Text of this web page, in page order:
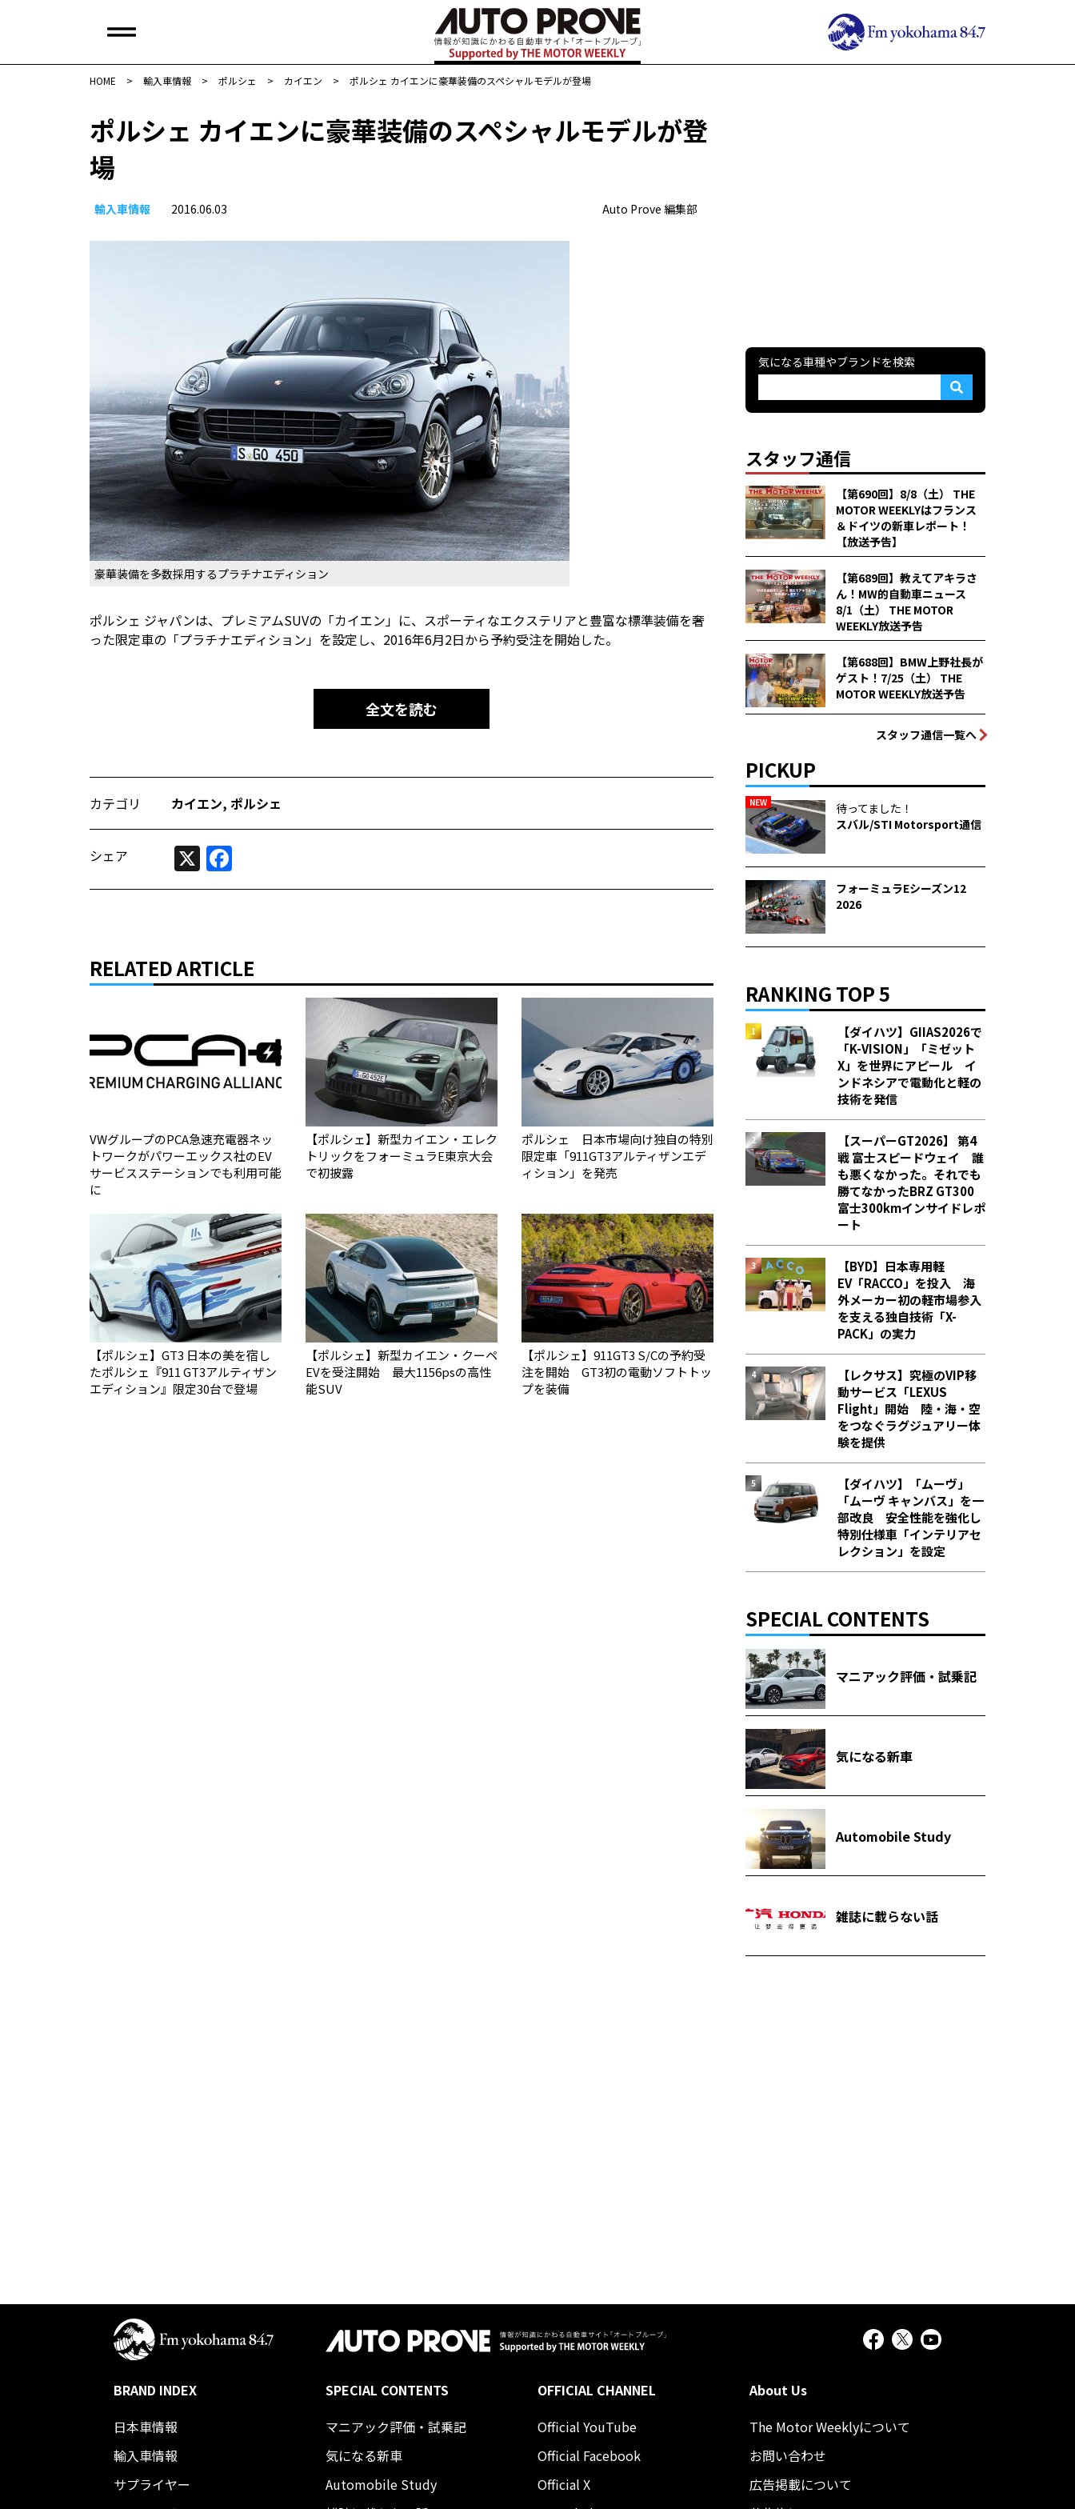
HOME > 輸入車情報 > ポルシェ > カイエン > ポルシェ カイエンに豪華装備のスペシャルモデルが登場
ポルシェ カイエンに豪華装備のスペシャルモデルが登
場
輸入車情報 2016.06.03 Auto Prove 編集部
豪華装備を多数採用するプラチナエディション
ポルシェ ジャパンは、プレミアムSUVの「カイエン」に、スポーティなエクステリアと豊富な標準装備を奢
った限定車の「プラチナエディション」を設定し、2016年6月2日から予約受注を開始した。
全文を読む
カテゴリ カイエン, ポルシェ
シェア X
RELATED ARTICLE
VWグループのPCA急速充電器ネッ
トワークがパワーエックス社のEV
サービスステーションでも利用可能
に
【ポルシェ】新型カイエン・エレク
トリックをフォーミュラE東京大会
で初披露
ポルシェ 日本市場向け独自の特別
限定車「911GT3アルティザンエデ
ィション」を発売
【ポルシェ】GT3 日本の美を宿し
たポルシェ『911 GT3アルティザン
エディション』限定30台で登場
【ポルシェ】新型カイエン・クーペ
EVを受注開始 最大1156psの高性
能SUV
【ポルシェ】911GT3 S/Cの予約受
注を開始 GT3初の電動ソフトトッ
プを装備
気になる車種やブランドを検索
スタッフ通信
【第690回】8/8（土） THE
MOTOR WEEKLYはフランス
＆ドイツの新車レポート！
【放送予告】
【第689回】教えてアキラさ
ん！MW的自動車ニュース
8/1（土） THE MOTOR
WEEKLY放送予告
【第688回】BMW上野社長が
ゲスト！7/25（土） THE
MOTOR WEEKLY放送予告
スタッフ通信一覧へ
PICKUP
NEW
待ってました！
スバル/STI Motorsport通信
フォーミュラEシーズン12
2026
RANKING TOP 5
【ダイハツ】GIIAS2026で
「K-VISION」「ミゼット
X」を世界にアピール イ
ンドネシアで電動化と軽の
技術を発信
【スーパーGT2026】 第4
戦 富士スピードウェイ 誰
も悪くなかった。それでも
勝てなかった――BRZ GT300
富士300kmインサイドレポ
ート
【BYD】日本専用軽
EV「RACCO」を投入 海
外メーカー初の軽市場参入
を支える独自技術「X-
PACK」の実力
【レクサス】究極のVIP移
動サービス「LEXUS
Flight」開始 陸・海・空
をつなぐラグジュアリー体
験を提供
【ダイハツ】「ムーヴ」
「ムーヴ キャンバス」を一
部改良 安全性能を強化し
特別仕様車「インテリアセ
レクション」を設定
SPECIAL CONTENTS
マニアック評価・試乗記
気になる新車
Automobile Study
雑誌に載らない話
BRAND INDEX
日本車情報​
輸入車情報
サプライヤー
SPECIAL CONTENTS
マニアック評価・試乗記
気になる新車
Automobile Study
OFFICIAL CHANNEL
Official YouTube
Official Facebook
Official X
About Us
The Motor Weeklyについて
お問い合わせ
広告掲載について